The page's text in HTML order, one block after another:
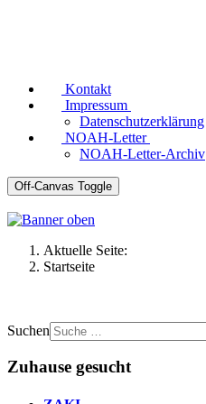
Kontakt
Impressum
Datenschutzerklärung
NOAH-Letter
NOAH-Letter-Archiv
Off-Canvas Toggle
Aktuelle Seite:
Startseite
Suchen
Zuhause gesucht